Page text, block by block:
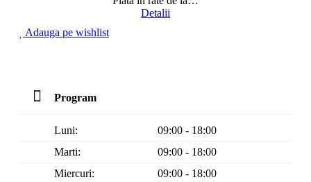
Detalii
Adauga pe wishlist
Program
Luni:
09:00 - 18:00
Marti:
09:00 - 18:00
Miercuri:
09:00 - 18:00